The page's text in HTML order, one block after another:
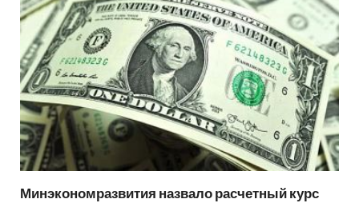
Минэкономразвития назвало расчетный курс